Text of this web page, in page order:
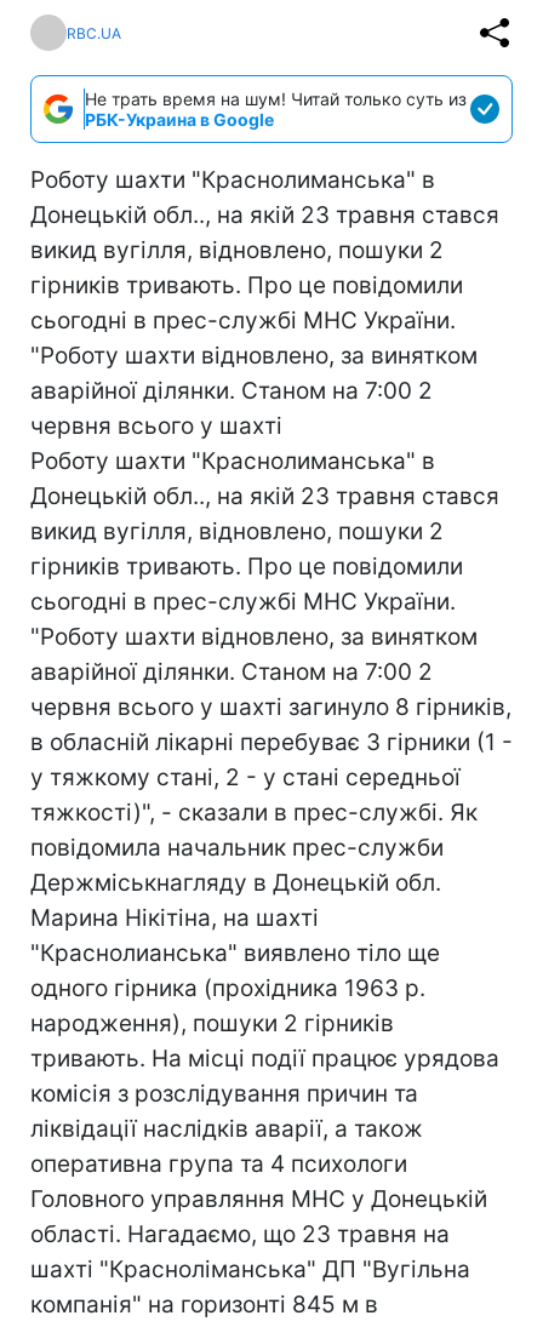
RBC.UA
Не трать время на шум! Читай только суть из
РБК-Украина в Google
Роботу шахти "Краснолиманська" в
Донецькій обл.., на якій 23 травня стався
викид вугілля, відновлено, пошуки 2
гірників тривають. Про це повідомили
сьогодні в прес-службі МНС України.
"Роботу шахти відновлено, за винятком
аварійної ділянки. Станом на 7:00 2
червня всього у шахті
Роботу шахти "Краснолиманська" в
Донецькій обл.., на якій 23 травня стався
викид вугілля, відновлено, пошуки 2
гірників тривають. Про це повідомили
сьогодні в прес-службі МНС України.
"Роботу шахти відновлено, за винятком
аварійної ділянки. Станом на 7:00 2
червня всього у шахті загинуло 8 гірників,
в обласній лікарні перебуває 3 гірники (1 -
у тяжкому стані, 2 - у стані середньої
тяжкості)", - сказали в прес-службі. Як
повідомила начальник прес-служби
Держміськнагляду в Донецькій обл.
Марина Нікітіна, на шахті
"Краснолианська" виявлено тіло ще
одного гірника (прохідника 1963 р.
народження), пошуки 2 гірників
тривають. На місці події працює урядова
комісія з розслідування причин та
ліквідації наслідків аварії, а також
оперативна група та 4 психологи
Головного управляння МНС у Донецькій
області. Нагадаємо, що 23 травня на
шахті "Красноліманська" ДП "Вугільна
компанія" на горизонті 845 м в